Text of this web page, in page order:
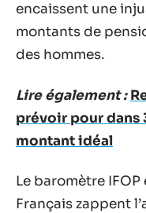
encaissent une
montants de
des hommes.
Lire également :
prévoir pour dans
montant idéal
Le baromètre
Français zappent